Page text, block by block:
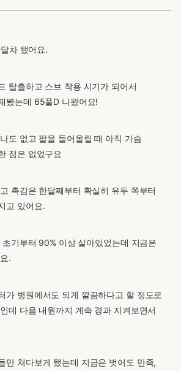
차 됐어요.
탈출하고 스브 착용 시기가 되어서
봤는데 65풀D 나왔어요!
도 없고 팔을 들어올릴 때 아직 가슴
점은 없었구요
촉감은 한달째부터 확실히 유두 쪽부터
고 있어요.
기부터 90% 이상 살아있었는데 지금은
.
가 병원에서도 되게 깔끔하다고 할 정도로
데 다음 내원까지 계속 경과 지켜보면서
만 쳐다보게 됐는데 지금은 벗어도 만족,